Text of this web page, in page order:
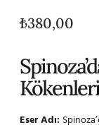
₺380,00
Kökenleri
Eser Adı: